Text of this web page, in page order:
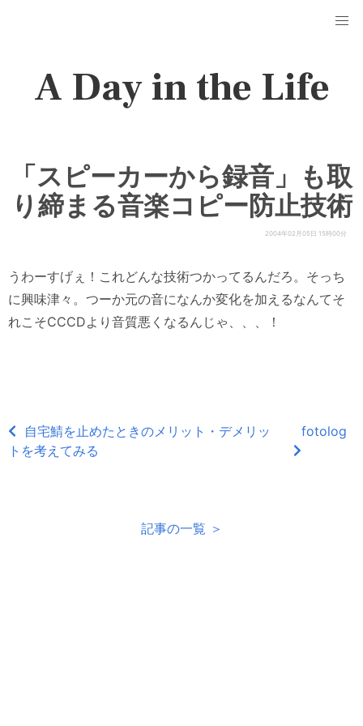
A Day in the Life
「スピーカーから録音」も取
り締まる音楽コピー防止技術
2004年02月05日 15時00分
うわーすげぇ！これどんな技術つかってるんだろ。そっち
に興味津々。つーか元の音になんか変化を加えるなんてそ
れこそCCCDより音質悪くなるんじゃ、、、！
自宅鯖を止めたときのメリット・デメリッ
トを考えてみる
fotolog
記事の一覧 ＞